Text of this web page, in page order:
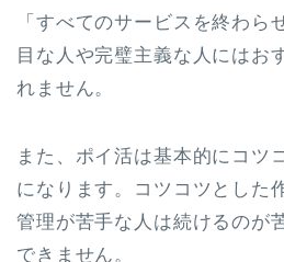
「すべてのサービスを終わら
目な人や完璧主義な人にはお
れません。
また、ポイ活は基本的にコツ
になります。コツコツとした
管理が苦手な人は続けるのが
できません。